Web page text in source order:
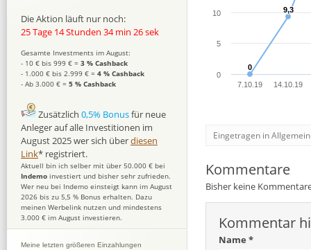
0
0
9,3
9,3
7.10.19 14.10.19
0
5
10
Eingetragen in Allgemein
Kommentare
Bisher keine
Kommentar
Name *
Die Aktion läuft nur noch:
25 Tage 14 Stunden 34 min 25 sek
Gesamte Investments im August:
- 10 € bis 999 € = 3 % Cashback
- 1.000 € bis 2.999 € = 4 % Cashback
- Ab 3.000 € = 5 % Cashback
Zusätzlich 0,5% Bonusfür neue
Anleger auf alle Investitionen im
August 2025 wer sich überdiesen
Link* registriert.
Aktuell bin ich selber mit über 50.000 € bei
Indemo investiert und bisher sehr zufrieden.
Wer neu bei Indemo einsteigt kann im August
2026 bis zu 5,5 % Bonus erhalten. Dazu
meinen Werbelink nutzen und mindestens
3.000 € im August investieren.
Meine letzten größeren Einzahlungen